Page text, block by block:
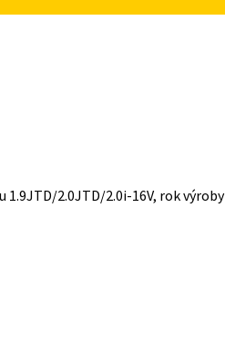
2.0JTD/2.0i-16V, rok výroby